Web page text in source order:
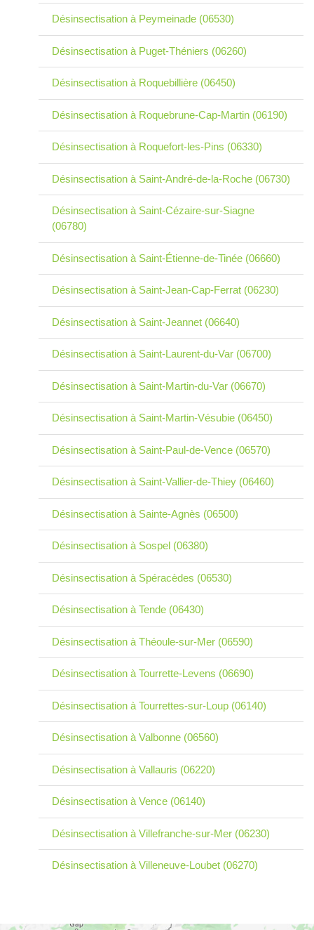
Désinsectisation à Peymeinade (06530)
Désinsectisation à Puget-Théniers (06260)
Désinsectisation à Roquebillière (06450)
Désinsectisation à Roquebrune-Cap-Martin (06190)
Désinsectisation à Roquefort-les-Pins (06330)
Désinsectisation à Saint-André-de-la-Roche (06730)
Désinsectisation à Saint-Cézaire-sur-Siagne
(06780)
Désinsectisation à Saint-Étienne-de-Tinée (06660)
Désinsectisation à Saint-Jean-Cap-Ferrat (06230)
Désinsectisation à Saint-Jeannet (06640)
Désinsectisation à Saint-Laurent-du-Var (06700)
Désinsectisation à Saint-Martin-du-Var (06670)
Désinsectisation à Saint-Martin-Vésubie (06450)
Désinsectisation à Saint-Paul-de-Vence (06570)
Désinsectisation à Saint-Vallier-de-Thiey (06460)
Désinsectisation à Sainte-Agnès (06500)
Désinsectisation à Sospel (06380)
Désinsectisation à Spéracèdes (06530)
Désinsectisation à Tende (06430)
Désinsectisation à Théoule-sur-Mer (06590)
Désinsectisation à Tourrette-Levens (06690)
Désinsectisation à Tourrettes-sur-Loup (06140)
Désinsectisation à Valbonne (06560)
Désinsectisation à Vallauris (06220)
Désinsectisation à Vence (06140)
Désinsectisation à Villefranche-sur-Mer (06230)
Désinsectisation à Villeneuve-Loubet (06270)